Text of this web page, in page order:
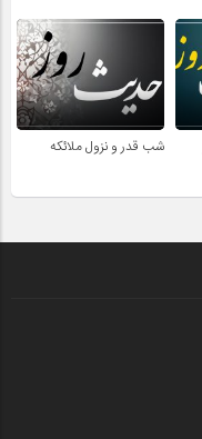
شب قدر و نزول ملائکه